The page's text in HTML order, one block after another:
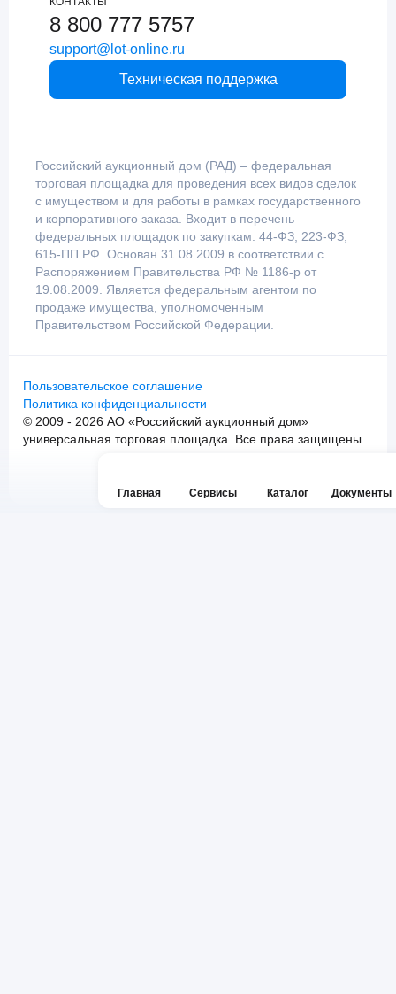
Главная Сервисы Каталог Документы
8 800 777 5757
support@lot-online.ru
Техническая поддержка
Российский аукционный дом (РАД) – федеральная
торговая площадка для проведения всех видов сделок
с имуществом и для работы в рамках государственного
и корпоративного заказа. Входит в перечень
федеральных площадок по закупкам: 44-ФЗ, 223-ФЗ,
615-ПП РФ. Основан 31.08.2009 в соответствии с
Распоряжением Правительства РФ № 1186-р от
19.08.2009. Является федеральным агентом по
продаже имущества, уполномоченным
Правительством Российской Федерации.
Пользовательское соглашение
Политика конфиденциальности
© 2009 - 2026 АО «Российский аукционный дом»
универсальная торговая площадка. Все права защищены.